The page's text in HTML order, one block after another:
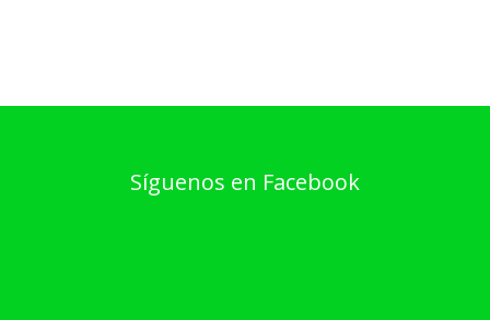
Síguenos en Facebook